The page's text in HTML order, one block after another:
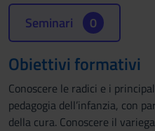
Seminari 0
Obiettivi formativi
Conoscere le radici e i
pedagogia dell’infanzia, con
della cura. Conoscere il